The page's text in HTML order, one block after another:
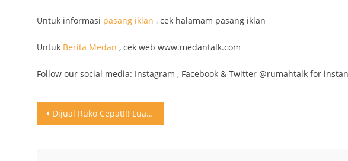
Untuk informasi pasang iklan , cek halamam pasang iklan
Untuk Berita Medan , cek web www.medantalk.com
Follow our social media: Instagram , Facebook & Twitter @rumahtalk for
Post
Dijual Ruko Cepat!!! Luas: 4.5m x 27m Jl. Zainul Arifin, Medan Hubungi: 0813-7048-2028 Untuk iklan rumah lainnya silakan follow @RumahTalk